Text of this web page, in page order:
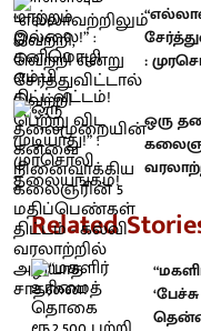
:
ஒரு
Related